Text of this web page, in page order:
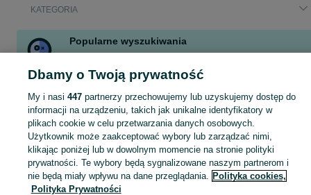
KATEGORIA
Popularne wyszukiwania
jaszczurki gekon tygrysi chihuahua
Zobacz Więcej
Szukasz zwierzaka lub czegoś dla niego? ▶️ Przeglądaj kategorię Zwierzęta na OLX Szczecin i znajdź to, czego potrzebujesz w atrakcyjnych cenach! Zobacz
Mapa kategorii
Mapa miejscowości
Dbamy o Twoją prywatność
My i nasi 447partnerzy przechowujemy lub uzyskujemy dostęp do
informacji na urządzeniu, takich jak unikalne identyfikatory w
plikach cookie w celu przetwarzania danych osobowych.
Użytkownik może zaakceptować wybory lub zarządzać nimi,
klikając poniżej lub w dowolnym momencie na stronie polityki
prywatności. Te wybory będą sygnalizowane naszym partnerom i
nie będą miały wpływu na dane przeglądania. Polityka cookies,
Polityka Prywatności